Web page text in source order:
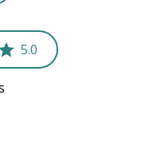
5.0